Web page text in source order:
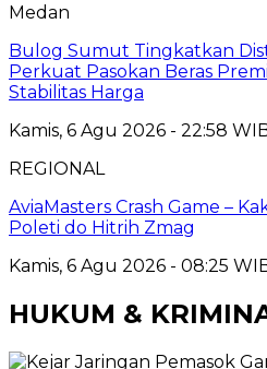
Medan
Bulog Sumut Tingkatkan
Perkuat Pasokan Beras
Stabilitas Harga
Kamis, 6 Agu 2026 - 22:58
REGIONAL
AviaMasters Crash Game –
Poleti do Hitrih Zmag
Kamis, 6 Agu 2026 - 08:25
HUKUM &